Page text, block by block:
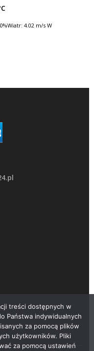
Wiatr: 4.02 m/s W
treści dostępnych w
Państwa indywidualnych
za pomocą plików
użytkowników. Pliki
za pomocą ustawień